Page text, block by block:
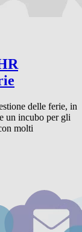
delle ferie, in
un incubo per gli
molti